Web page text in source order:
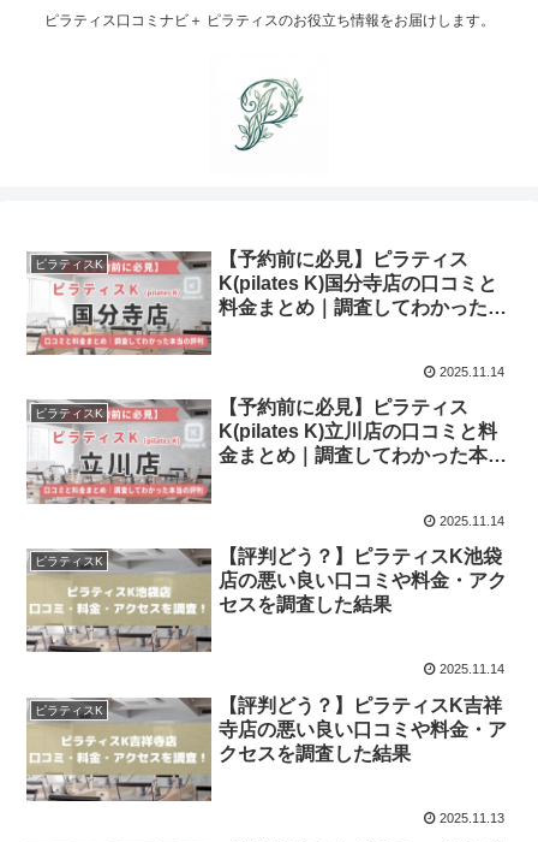
ピラティス口コミナビ＋ ピラティスのお役立ち情報をお届けします。
ピラティスK
【予約前に必見】ピラティス
K(pilates K)国分寺店の口コミと
料金まとめ｜調査してわかった本
2025.11.14
ピラティスK
【予約前に必見】ピラティス
K(pilates K)立川店の口コミと料
金まとめ｜調査してわかった本当
2025.11.14
ピラティスK
【評判どう？】ピラティスK池袋
店の悪い良い口コミや料金・アク
セスを調査した結果
2025.11.14
ピラティスK
【評判どう？】ピラティスK吉祥
寺店の悪い良い口コミや料金・ア
クセスを調査した結果
2025.11.13